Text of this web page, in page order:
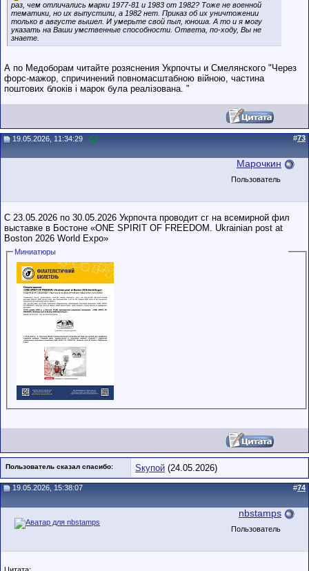
раз, чем отличались марки 1977-81 и 1983 от 1982? Тоже не военной
тематики, но их выпустили, а 1982 нет. Приказ об их уничтожении
только в августе вышел. И умерьте свой пыл, юноша. А то и я могу
указать на Ваши умственные способности. Ответа, по-ходу, Вы не
знаете.
А по Медоборам читайте розяснения Укрпочты и Смелянского "Через
форс-мажор, спричинений повномасштабною війною, частина
поштових блоків і марок була реалізована. "
19.05.2026, 11:34:29 #73
Марочкин
Пользователь
С 23.05.2026 по 30.05.2026 Укрпочта проводит сг на всемирной фил
выставке в Бостоне «ONE SPIRIT OF FREEDOM. Ukrainian post at
Boston 2026 World Expo»
Миниатюры
Пользователь сказал cпасибо: Sкупой (24.05.2026)
19.05.2026, 15:38:07 #74
nbstamps
Пользователь